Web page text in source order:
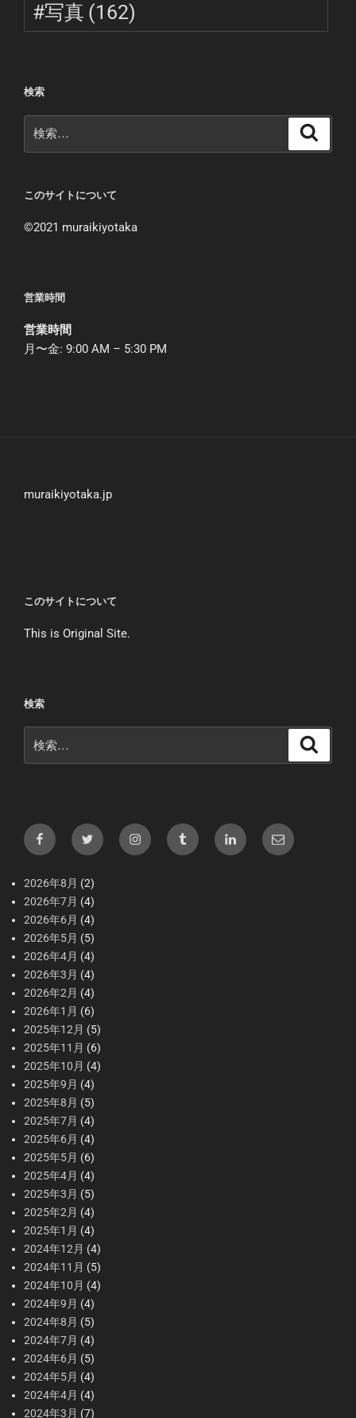
#写真 (162)
検索
索:
このサイトについて
©︎2021 muraikiyotaka
営業時間
営業時間
月〜金: 9:00 AM – 5:30 PM
muraikiyotaka.jp
このサイトについて
This is Original Site.
検索
索:
FacebookX（Twitter）Instagramtumblr LInkedIn メ
ー
2026年8月 (2)
2026年7月 (4)
2026年6月 (4)
2026年5月 (5)
2026年4月 (4)
2026年3月 (4)
2026年2月 (4)
2026年1月 (6)
2025年12月 (5)
2025年11月 (6)
2025年10月 (4)
2025年9月 (4)
2025年8月 (5)
2025年7月 (4)
2025年6月 (4)
2025年5月 (6)
2025年4月 (4)
2025年3月 (5)
2025年2月 (4)
2025年1月 (4)
2024年12月 (4)
2024年11月 (5)
2024年10月 (4)
2024年9月 (4)
2024年8月 (5)
2024年7月 (4)
2024年6月 (5)
2024年5月 (4)
2024年4月 (4)
2024年3月 (7)